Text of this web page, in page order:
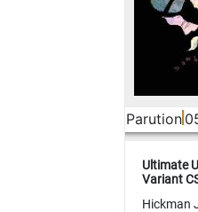
Parution
Ultimate
Variant
Hickman